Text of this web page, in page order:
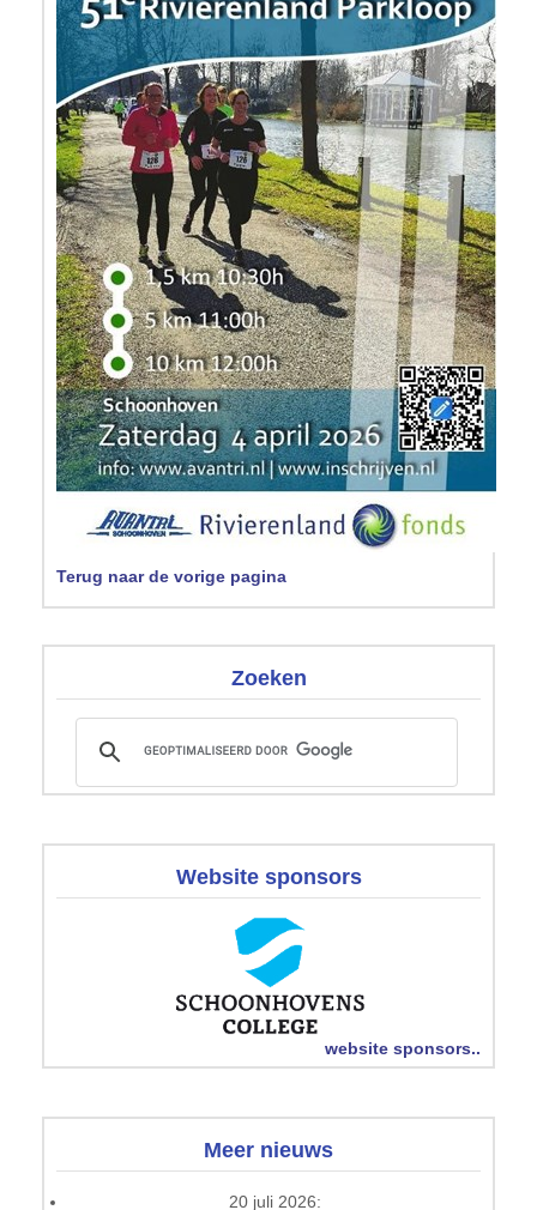
Terug naar de vorige pagina
Zoeken
Website sponsors
website sponsors..
Meer nieuws
20 juli 2026: